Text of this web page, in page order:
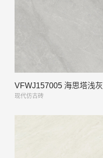
VFWJ157005 海思塔浅灰
现代仿古砖